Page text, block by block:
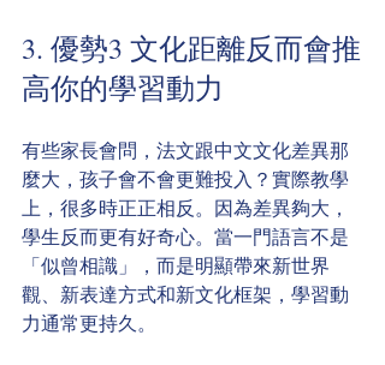
3. 優勢3 文化距離反而會推
高你的學習動力
有些家長會問，法文跟中文文化差異那
麼大，孩子會不會更難投入？實際教學
上，很多時正正相反。因為差異夠大，
學生反而更有好奇心。當一門語言不是
「似曾相識」，而是明顯帶來新世界
觀、新表達方式和新文化框架，學習動
力通常更持久。